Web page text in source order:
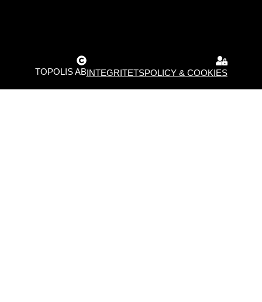
TOPOLIS ABINTEGRITETSPOLICY & COOKIES